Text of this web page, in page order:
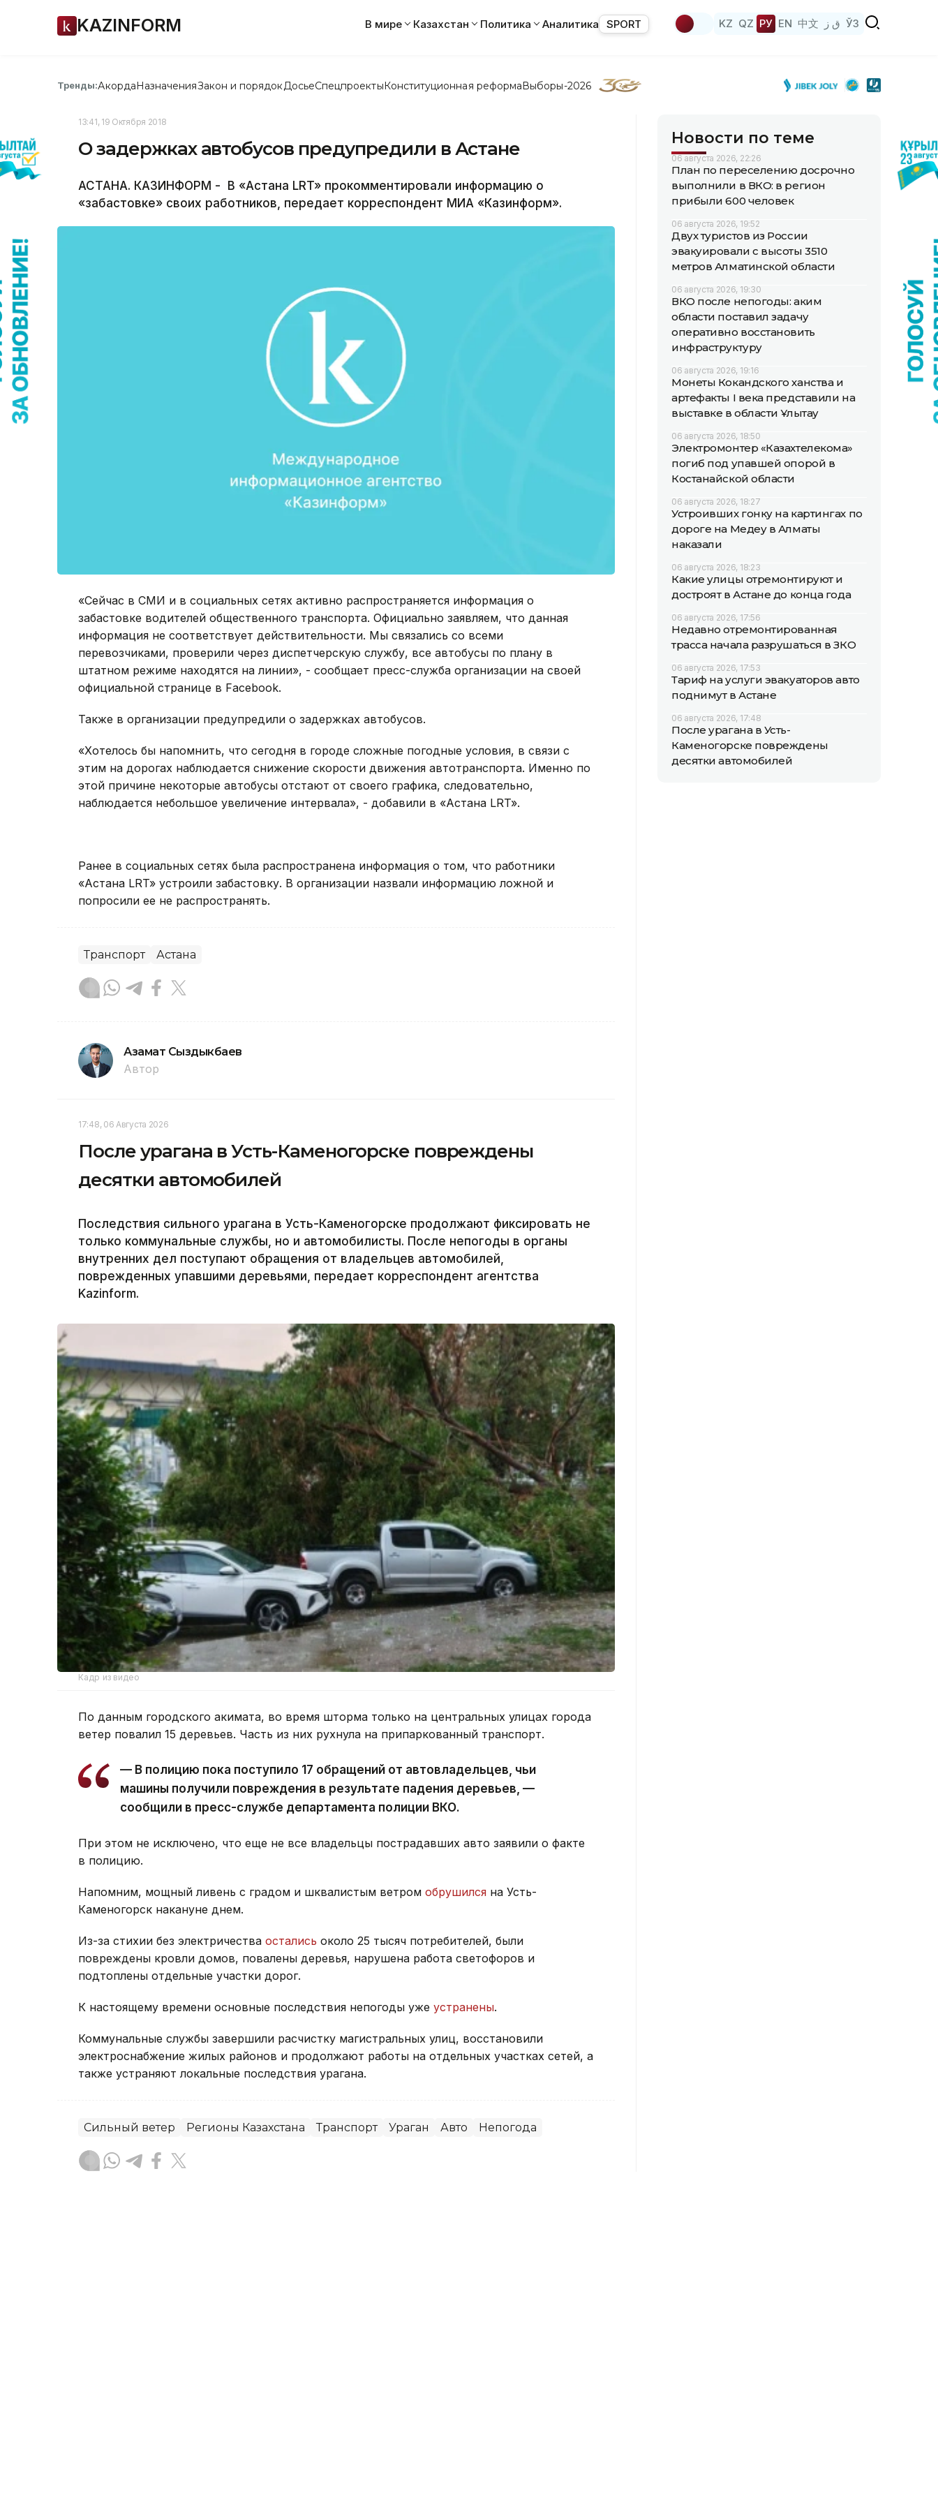
KAZINFORM В мире Казахстан Политика Аналитика SPORT KZ QZ РУ EN 中文 ق ز ЎЗ
Тренды:АкордаНазначенияЗакон и порядок ДосьеСпецпроектыКонституционная реформаВыборы-2026
13:41, 19 Октября 2018
О задержках автобусов предупредили в Астане
АСТАНА. КАЗИНФОРМ - В «Астана LRT» прокомментировали информацию о
«забастовке» своих работников, передает корреспондент МИА «Казинформ».
«Сейчас в СМИ и в социальных сетях активно распространяется информация о
забастовке водителей общественного транспорта. Официально заявляем, что данная
информация не соответствует действительности. Мы связались со всеми
перевозчиками, проверили через диспетчерскую службу, все автобусы по плану в
штатном режиме находятся на линии», - сообщает пресс-служба организации на своей
официальной странице в Facebook.
Также в организации предупредили о задержках автобусов.
«Хотелось бы напомнить, что сегодня в городе сложные погодные условия, в связи с
этим на дорогах наблюдается снижение скорости движения автотранспорта. Именно по
этой причине некоторые автобусы отстают от своего графика, следовательно,
наблюдается небольшое увеличение интервала», - добавили в «Астана LRT».
Ранее в социальных сетях была распространена информация о том, что работники
«Астана LRT» устроили забастовку. В организации назвали информацию ложной и
попросили ее не распространять.
Транспорт Астана
Азамат Сыздыкбаев
Автор
17:48, 06 Августа 2026
После урагана в Усть-Каменогорске повреждены
десятки автомобилей
Последствия сильного урагана в Усть-Каменогорске продолжают фиксировать не
только коммунальные службы, но и автомобилисты. После непогоды в органы
внутренних дел поступают обращения от владельцев автомобилей,
поврежденных упавшими деревьями, передает корреспондент агентства
Kazinform.
Кадр из видео
По данным городского акимата, во время шторма только на центральных улицах города
ветер повалил 15 деревьев. Часть из них рухнула на припаркованный транспорт.
— В полицию пока поступило 17 обращений от автовладельцев, чьи
машины получили повреждения в результате падения деревьев, —
сообщили в пресс-службе департамента полиции ВКО.
При этом не исключено, что еще не все владельцы пострадавших авто заявили о факте
в полицию.
Напомним, мощный ливень с градом и шквалистым ветром обрушился на Усть-
Каменогорск накануне днем.
Из-за стихии без электричества остались около 25 тысяч потребителей, были
повреждены кровли домов, повалены деревья, нарушена работа светофоров и
подтоплены отдельные участки дорог.
К настоящему времени основные последствия непогоды уже устранены.
Коммунальные службы завершили расчистку магистральных улиц, восстановили
электроснабжение жилых районов и продолжают работы на отдельных участках сетей, а
также устраняют локальные последствия урагана.
Сильный ветер Регионы Казахстана Транспорт Ураган Авто Непогода
Новости по теме
06 августа 2026, 22:26
План по переселению досрочно
выполнили в ВКО: в регион
прибыли 600 человек
06 августа 2026, 19:52
Двух туристов из России
эвакуировали с высоты 3510
метров Алматинской области
06 августа 2026, 19:30
ВКО после непогоды: аким
области поставил задачу
оперативно восстановить
инфраструктуру
06 августа 2026, 19:16
Монеты Кокандского ханства и
артефакты I века представили на
выставке в области Ұлытау
06 августа 2026, 18:50
Электромонтер «Казахтелекома»
погиб под упавшей опорой в
Костанайской области
06 августа 2026, 18:27
Устроивших гонку на картингах по
дороге на Медеу в Алматы
наказали
06 августа 2026, 18:23
Какие улицы отремонтируют и
достроят в Астане до конца года
06 августа 2026, 17:56
Недавно отремонтированная
трасса начала разрушаться в ЗКО
06 августа 2026, 17:53
Тариф на услуги эвакуаторов авто
поднимут в Астане
06 августа 2026, 17:48
После урагана в Усть-
Каменогорске повреждены
десятки автомобилей